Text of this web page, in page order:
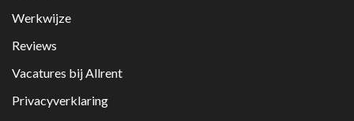
Werkwijze
Reviews
Vacatures bij Allrent
Privacyverklaring